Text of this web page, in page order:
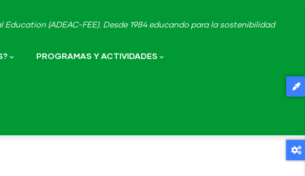
(ADEAC-FEE). Desde 1984 educando para la sostenibilidad
PROGRAMAS Y ACTIVIDADES